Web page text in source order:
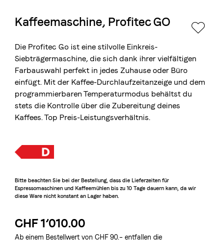
Die Berner Rösterei
Rösterei Kaffee und Bar
Blaser Trading
© 2026 Blasercafé AG
Kaffeemaschine, Profitec GO
Die Profitec Go ist eine stilvolle Einkreis-
Siebträgermaschine, die sich dank ihrer vielfältigen
Farbauswahl perfekt in jedes Zuhause oder Büro
einfügt. Mit der Kaffee-Durchlaufzeitanzeige und dem
programmierbaren Temperaturmodus behältst du
stets die Kontrolle über die Zubereitung deines
Kaffees. Top Preis-Leistungsverhältnis.
Bitte beachten Sie bei der Bestellung, dass die Lieferzeiten für
Espressomaschinen und Kaffeemühlen bis zu 10 Tage dauern kann, da wir
diese Ware nicht konstant an Lager haben.
CHF 1’010.00
Ab einem Bestellwert von CHF 90.– entfallen die